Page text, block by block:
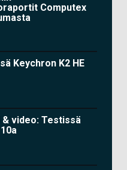
Computex
Keychron K2 HE
video: Testissä